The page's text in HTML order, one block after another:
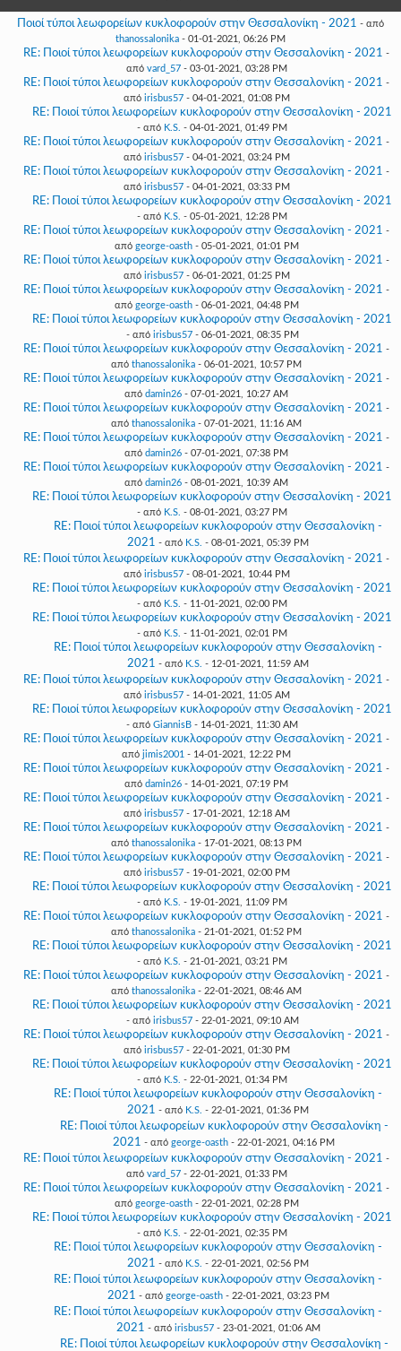
Σύνδεση
Εγγραφή
Ποιοί τύποι λεωφορείων κυκλοφορούν στην Θεσσαλονίκη - 2021 - από
thanossalonika - 01-01-2021, 06:26 PM
RE: Ποιοί τύποι λεωφορείων κυκλοφορούν στην Θεσσαλονίκη - 2021 -
από vard_57- 03-01-2021, 03:28 PM
RE: Ποιοί τύποι λεωφορείων κυκλοφορούν στην Θεσσαλονίκη - 2021 -
από irisbus57- 04-01-2021, 01:08 PM
RE: Ποιοί τύποι λεωφορείων κυκλοφορούν στην Θεσσαλονίκη - 2021
- από K.S. - 04-01-2021, 01:49 PM
RE: Ποιοί τύποι λεωφορείων κυκλοφορούν στην Θεσσαλονίκη - 2021 -
από irisbus57- 04-01-2021, 03:24 PM
RE: Ποιοί τύποι λεωφορείων κυκλοφορούν στην Θεσσαλονίκη - 2021 -
από irisbus57- 04-01-2021, 03:33 PM
RE: Ποιοί τύποι λεωφορείων κυκλοφορούν στην Θεσσαλονίκη - 2021
- από K.S. - 05-01-2021, 12:28 PM
RE: Ποιοί τύποι λεωφορείων κυκλοφορούν στην Θεσσαλονίκη - 2021 -
από george-oasth- 05-01-2021, 01:01 PM
RE: Ποιοί τύποι λεωφορείων κυκλοφορούν στην Θεσσαλονίκη - 2021 -
από irisbus57- 06-01-2021, 01:25 PM
RE: Ποιοί τύποι λεωφορείων κυκλοφορούν στην Θεσσαλονίκη - 2021 -
από george-oasth- 06-01-2021, 04:48 PM
RE: Ποιοί τύποι λεωφορείων κυκλοφορούν στην Θεσσαλονίκη - 2021
- από irisbus57- 06-01-2021, 08:35 PM
RE: Ποιοί τύποι λεωφορείων κυκλοφορούν στην Θεσσαλονίκη - 2021 -
από thanossalonika - 06-01-2021, 10:57 PM
RE: Ποιοί τύποι λεωφορείων κυκλοφορούν στην Θεσσαλονίκη - 2021 -
από damin26 - 07-01-2021, 10:27 AM
RE: Ποιοί τύποι λεωφορείων κυκλοφορούν στην Θεσσαλονίκη - 2021 -
από thanossalonika - 07-01-2021, 11:16 AM
RE: Ποιοί τύποι λεωφορείων κυκλοφορούν στην Θεσσαλονίκη - 2021 -
από damin26 - 07-01-2021, 07:38 PM
RE: Ποιοί τύποι λεωφορείων κυκλοφορούν στην Θεσσαλονίκη - 2021 -
από damin26 - 08-01-2021, 10:39 AM
RE: Ποιοί τύποι λεωφορείων κυκλοφορούν στην Θεσσαλονίκη - 2021
- από K.S. - 08-01-2021, 03:27 PM
RE: Ποιοί τύποι λεωφορείων κυκλοφορούν στην Θεσσαλονίκη -
2021 - από K.S. - 08-01-2021, 05:39 PM
RE: Ποιοί τύποι λεωφορείων κυκλοφορούν στην Θεσσαλονίκη - 2021 -
από irisbus57- 08-01-2021, 10:44 PM
RE: Ποιοί τύποι λεωφορείων κυκλοφορούν στην Θεσσαλονίκη - 2021
- από K.S. - 11-01-2021, 02:00 PM
RE: Ποιοί τύποι λεωφορείων κυκλοφορούν στην Θεσσαλονίκη - 2021
- από K.S. - 11-01-2021, 02:01 PM
RE: Ποιοί τύποι λεωφορείων κυκλοφορούν στην Θεσσαλονίκη -
2021 - από K.S. - 12-01-2021, 11:59 AM
RE: Ποιοί τύποι λεωφορείων κυκλοφορούν στην Θεσσαλονίκη - 2021 -
από irisbus57- 14-01-2021, 11:05 AM
RE: Ποιοί τύποι λεωφορείων κυκλοφορούν στην Θεσσαλονίκη - 2021
- από GiannisB - 14-01-2021, 11:30 AM
RE: Ποιοί τύποι λεωφορείων κυκλοφορούν στην Θεσσαλονίκη - 2021 -
από jimis2001 - 14-01-2021, 12:22 PM
RE: Ποιοί τύποι λεωφορείων κυκλοφορούν στην Θεσσαλονίκη - 2021 -
από damin26 - 14-01-2021, 07:19 PM
RE: Ποιοί τύποι λεωφορείων κυκλοφορούν στην Θεσσαλονίκη - 2021 -
από irisbus57- 17-01-2021, 12:18 AM
RE: Ποιοί τύποι λεωφορείων κυκλοφορούν στην Θεσσαλονίκη - 2021 -
από thanossalonika - 17-01-2021, 08:13 PM
RE: Ποιοί τύποι λεωφορείων κυκλοφορούν στην Θεσσαλονίκη - 2021 -
από irisbus57- 19-01-2021, 02:00 PM
RE: Ποιοί τύποι λεωφορείων κυκλοφορούν στην Θεσσαλονίκη - 2021
- από K.S. - 19-01-2021, 11:09 PM
RE: Ποιοί τύποι λεωφορείων κυκλοφορούν στην Θεσσαλονίκη - 2021 -
από thanossalonika - 21-01-2021, 01:52 PM
RE: Ποιοί τύποι λεωφορείων κυκλοφορούν στην Θεσσαλονίκη - 2021
- από K.S. - 21-01-2021, 03:21 PM
RE: Ποιοί τύποι λεωφορείων κυκλοφορούν στην Θεσσαλονίκη - 2021 -
από thanossalonika - 22-01-2021, 08:46 AM
RE: Ποιοί τύποι λεωφορείων κυκλοφορούν στην Θεσσαλονίκη - 2021
- από irisbus57- 22-01-2021, 09:10 AM
RE: Ποιοί τύποι λεωφορείων κυκλοφορούν στην Θεσσαλονίκη - 2021 -
από irisbus57- 22-01-2021, 01:30 PM
RE: Ποιοί τύποι λεωφορείων κυκλοφορούν στην Θεσσαλονίκη - 2021
- από K.S. - 22-01-2021, 01:34 PM
RE: Ποιοί τύποι λεωφορείων κυκλοφορούν στην Θεσσαλονίκη -
2021 - από K.S. - 22-01-2021, 01:36 PM
RE: Ποιοί τύποι λεωφορείων κυκλοφορούν στην Θεσσαλονίκη -
2021 - από george-oasth - 22-01-2021, 04:16 PM
RE: Ποιοί τύποι λεωφορείων κυκλοφορούν στην Θεσσαλονίκη - 2021 -
από vard_57- 22-01-2021, 01:33 PM
RE: Ποιοί τύποι λεωφορείων κυκλοφορούν στην Θεσσαλονίκη - 2021 -
από george-oasth- 22-01-2021, 02:28 PM
RE: Ποιοί τύποι λεωφορείων κυκλοφορούν στην Θεσσαλονίκη - 2021
- από K.S. - 22-01-2021, 02:35 PM
RE: Ποιοί τύποι λεωφορείων κυκλοφορούν στην Θεσσαλονίκη -
2021 - από K.S. - 22-01-2021, 02:56 PM
RE: Ποιοί τύποι λεωφορείων κυκλοφορούν στην Θεσσαλονίκη -
2021 - από george-oasth- 22-01-2021, 03:23 PM
RE: Ποιοί τύποι λεωφορείων κυκλοφορούν στην Θεσσαλονίκη -
2021 - από irisbus57- 23-01-2021, 01:06 AM
RE: Ποιοί τύποι λεωφορείων κυκλοφορούν στην Θεσσαλονίκη -